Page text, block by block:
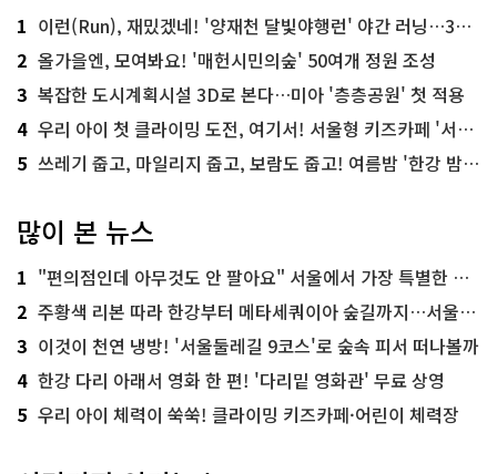
1 이런(Run), 재밌겠네! '양재천 달빛야행런' 야간 러닝…300명 모집
2 올가을엔, 모여봐요! '매헌시민의숲' 50여개 정원 조성
3 복잡한 도시계획시설 3D로 본다…미아 '층층공원' 첫 적용
4 우리 아이 첫 클라이밍 도전, 여기서! 서울형 키즈카페 '서울가족플라자점'
5 쓰레기 줍고, 마일리지 줍고, 보람도 줍고! 여름밤 '한강 밤마실 줍깅'
많이 본 뉴스
1 "편의점인데 아무것도 안 팔아요" 서울에서 가장 특별한 편의점의 정체
2 주황색 리본 따라 한강부터 메타세쿼이아 숲길까지…서울둘레길 15코스
3 이것이 천연 냉방! '서울둘레길 9코스'로 숲속 피서 떠나볼까
4 한강 다리 아래서 영화 한 편! '다리밑 영화관' 무료 상영
5 우리 아이 체력이 쑥쑥! 클라이밍 키즈카페·어린이 체력장